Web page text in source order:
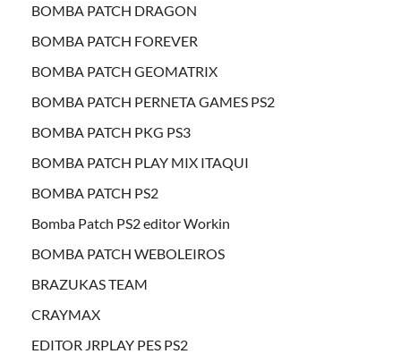
BOMBA PATCH DRAGON
BOMBA PATCH FOREVER
BOMBA PATCH GEOMATRIX
BOMBA PATCH PERNETA GAMES PS2
BOMBA PATCH PKG PS3
BOMBA PATCH PLAY MIX ITAQUI
BOMBA PATCH PS2
Bomba Patch PS2 editor Workin
BOMBA PATCH WEBOLEIROS
BRAZUKAS TEAM
CRAYMAX
EDITOR JRPLAY PES PS2